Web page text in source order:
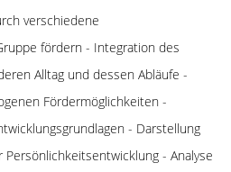
verschiedene
fördern - Integration des
Alltag und dessen Abläufe -
Fördermöglichkeiten -
- Darstellung
- Analyse